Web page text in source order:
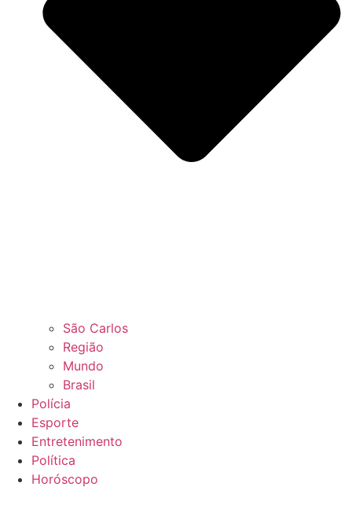
São Carlos
Região
Mundo
Brasil
Polícia
Esporte
Entretenimento
Política
Horóscopo